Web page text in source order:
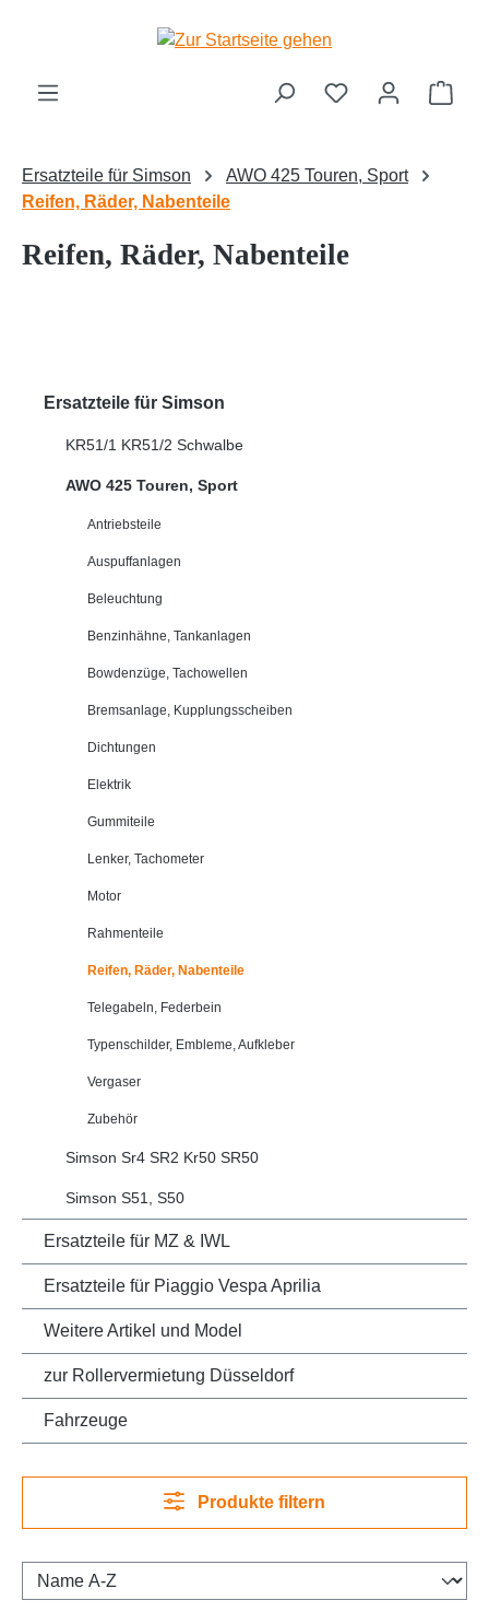
Zum Hauptinhalt springen
Ersatzteile für Simson
AWO 425 Touren, Sport
Reifen, Räder, Nabenteile
Reifen, Räder, Nabenteile
Ersatzteile für Simson
KR51/1 KR51/2 Schwalbe
AWO 425 Touren, Sport
Antriebsteile
Auspuffanlagen
Beleuchtung
Benzinhähne, Tankanlagen
Bowdenzüge, Tachowellen
Bremsanlage, Kupplungsscheiben
Dichtungen
Elektrik
Gummiteile
Lenker, Tachometer
Motor
Rahmenteile
Reifen, Räder, Nabenteile
Telegabeln, Federbein
Typenschilder, Embleme, Aufkleber
Vergaser
Zubehör
Simson Sr4 SR2 Kr50 SR50
Simson S51, S50
Ersatzteile für MZ & IWL
Ersatzteile für Piaggio Vespa Aprilia
Weitere Artikel und Model
zur Rollervermietung Düsseldorf
Fahrzeuge
Produkte filtern